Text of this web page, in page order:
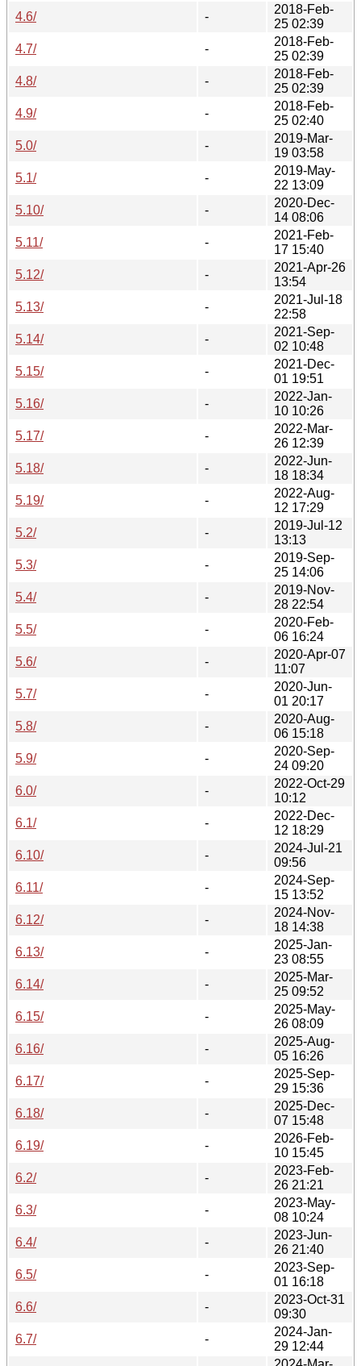
4.6/
-
2018-Feb-
25 02:39
4.7/
-
2018-Feb-
25 02:39
4.8/
-
2018-Feb-
25 02:39
4.9/
-
2018-Feb-
25 02:40
5.0/
-
2019-Mar-
19 03:58
5.1/
-
2019-May-
22 13:09
5.10/
-
2020-Dec-
14 08:06
5.11/
-
2021-Feb-
17 15:40
5.12/
-
2021-Apr-26
13:54
5.13/
-
2021-Jul-18
22:58
5.14/
-
2021-Sep-
02 10:48
5.15/
-
2021-Dec-
01 19:51
5.16/
-
2022-Jan-
10 10:26
5.17/
-
2022-Mar-
26 12:39
5.18/
-
2022-Jun-
18 18:34
5.19/
-
2022-Aug-
12 17:29
5.2/
-
2019-Jul-12
13:13
5.3/
-
2019-Sep-
25 14:06
5.4/
-
2019-Nov-
28 22:54
5.5/
-
2020-Feb-
06 16:24
5.6/
-
2020-Apr-07
11:07
5.7/
-
2020-Jun-
01 20:17
5.8/
-
2020-Aug-
06 15:18
5.9/
-
2020-Sep-
24 09:20
6.0/
-
2022-Oct-29
10:12
6.1/
-
2022-Dec-
12 18:29
6.10/
-
2024-Jul-21
09:56
6.11/
-
2024-Sep-
15 13:52
6.12/
-
2024-Nov-
18 14:38
6.13/
-
2025-Jan-
23 08:55
6.14/
-
2025-Mar-
25 09:52
6.15/
-
2025-May-
26 08:09
6.16/
-
2025-Aug-
05 16:26
6.17/
-
2025-Sep-
29 15:36
6.18/
-
2025-Dec-
07 15:48
6.19/
-
2026-Feb-
10 15:45
6.2/
-
2023-Feb-
26 21:21
6.3/
-
2023-May-
08 10:24
6.4/
-
2023-Jun-
26 21:40
6.5/
-
2023-Sep-
01 16:18
6.6/
-
2023-Oct-31
09:30
6.7/
-
2024-Jan-
29 12:44